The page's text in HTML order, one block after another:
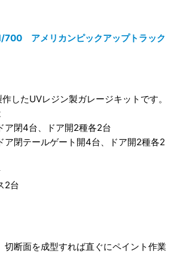
アメリカンピックアップトラック
したUVレジン製ガレージキットです。
ア閉4台、ドア開2種各2台
ア閉テールゲート開4台、ドア開2種各2
2台
切断面を成型すれば直ぐにペイント作業